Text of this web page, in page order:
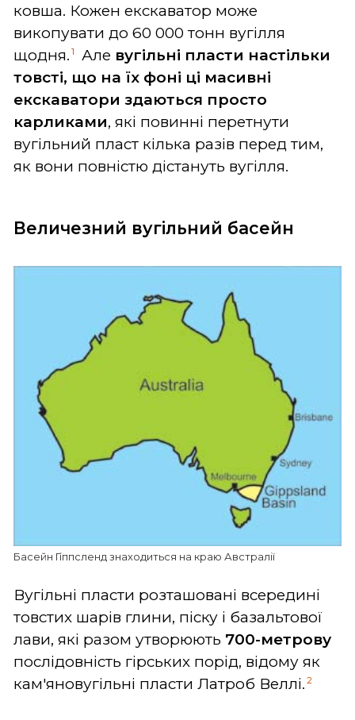
ковша. Кожен екскаватор може
викопувати до 60 000 тонн вугілля
щодня. 1 Але вугільні пласти настільки
товсті, що на їх фоні ці масивні
екскаватори здаються просто
карликами, які повинні перетнути
вугільний пласт кілька разів перед тим,
як вони повністю дістануть вугілля.
Величезний вугільний басейн
Басейн Гіппсленд знаходиться на краю Австралії
Вугільні пласти розташовані всередині
товстих шарів глини, піску і базальтової
лави, які разом утворюють 700-метрову
послідовність гірських порід, відому як
кам'яновугільні пласти Латроб Веллі. 2